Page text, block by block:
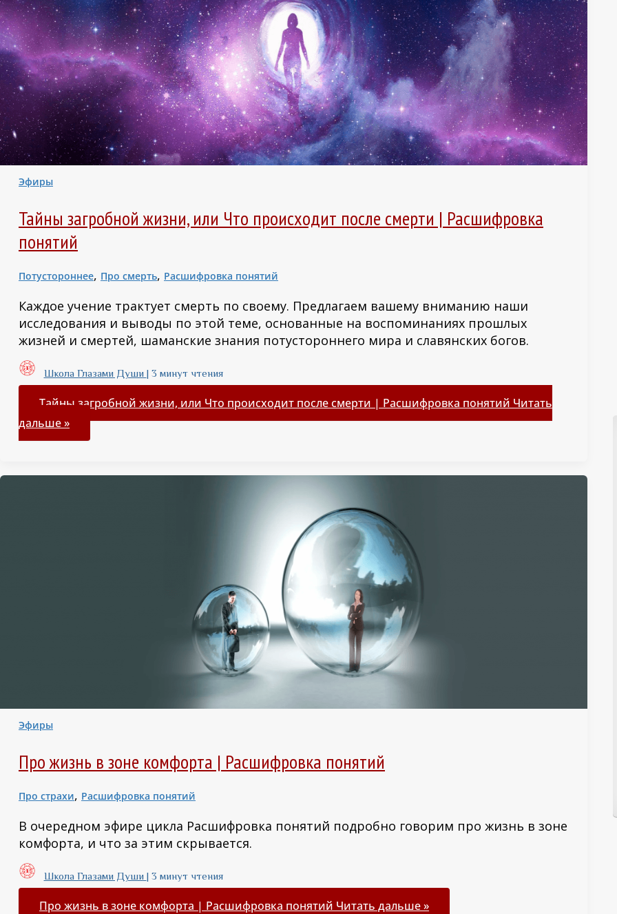
Эфиры
Тайны загробной жизни, или Что происходит после смерти | Расшифровка
понятий
Потустороннее, Про смерть, Расшифровка понятий
Каждое учение трактует смерть по своему. Предлагаем вашему вниманию наши
исследования и выводы по этой теме, основанные на воспоминаниях прошлых
жизней и смертей, шаманские знания потустороннего мира и славянских богов.
Школа Глазами Души | 3 минут чтения
Тайны загробной жизни, или Что происходит после смерти | Расшифровка понятий Читать
дальше »
Эфиры
Про жизнь в зоне комфорта | Расшифровка понятий
Про страхи, Расшифровка понятий
В очередном эфире цикла Расшифровка понятий подробно говорим про жизнь в зоне
комфорта, и что за этим скрывается.
Школа Глазами Души | 3 минут чтения
Про жизнь в зоне комфорта | Расшифровка понятий Читать дальше »